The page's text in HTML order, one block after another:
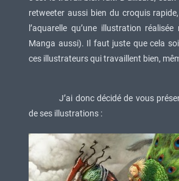
retweeter aussi bien du croquis
l’aquarelle qu’une illustration
Manga aussi). Il faut juste que cela
ces illustrateurs qui travaillent bien,
J’ai donc décidé de vous
de ses illustrations :